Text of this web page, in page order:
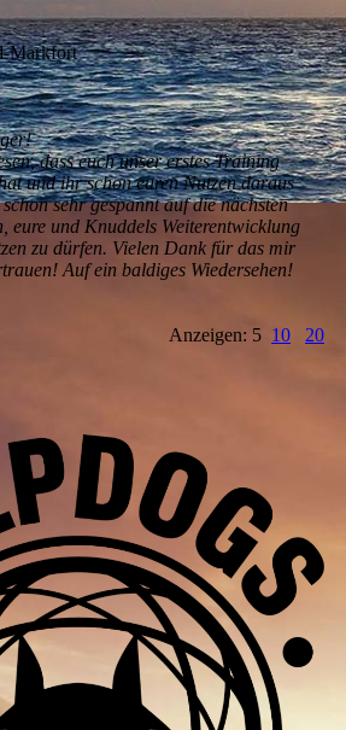
Markfort
dass euch unser erstes Training
und ihr schon euren Nutzen daraus
sehr gespannt auf die nächsten
eure und Knuddels Weiterentwicklung
zu dürfen. Vielen Dank für das mir
Auf ein baldiges Wiedersehen!
Anzeigen: 5 10 20